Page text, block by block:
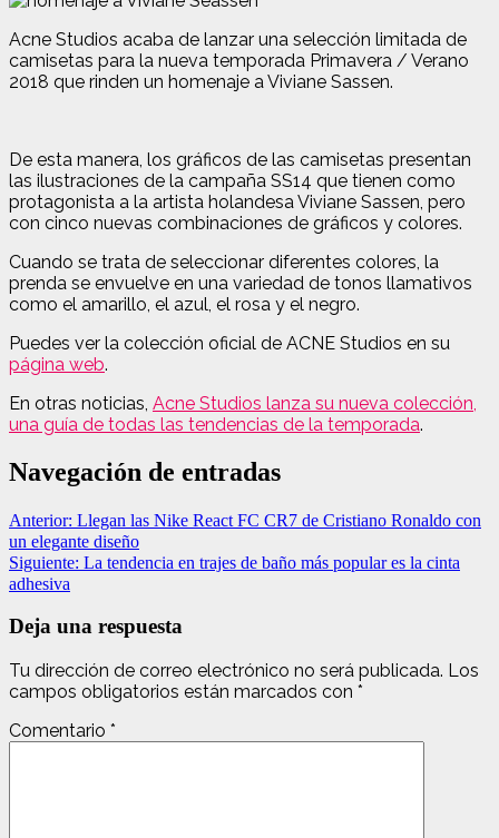
Acne Studios acaba de lanzar una selección limitada de
camisetas para la nueva temporada Primavera / Verano
2018 que rinden un homenaje a Viviane Sassen.
De esta manera, los gráficos de las camisetas presentan
las ilustraciones de la campaña SS14 que tienen como
protagonista a la artista holandesa Viviane Sassen, pero
con cinco nuevas combinaciones de gráficos y colores.
Cuando se trata de seleccionar diferentes colores, la
prenda se envuelve en una variedad de tonos llamativos
como el amarillo, el azul, el rosa y el negro.
Puedes ver la colección oficial de ACNE Studios en su
página web.
En otras noticias, Acne Studios lanza su nueva colección,
una guía de todas las tendencias de la temporada.
Navegación de entradas
Anterior: Llegan las Nike React FC CR7 de Cristiano Ronaldo con
un elegante diseño
Siguiente: La tendencia en trajes de baño más popular es la cinta
adhesiva
Deja una respuesta
Tu dirección de correo electrónico no será publicada. Los
campos obligatorios están marcados con *
Comentario *